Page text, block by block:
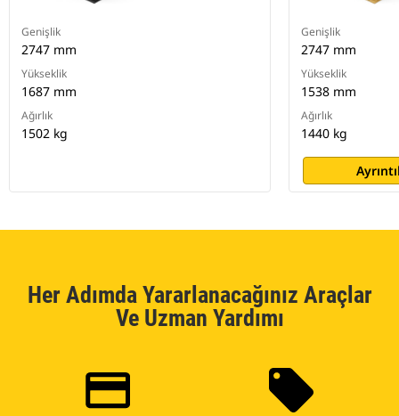
Genişlik
2747 mm
Yükseklik
1687 mm
Ağırlık
1502 kg
Genişlik
2747 mm
Yükseklik
1538 mm
Ağırlık
1440 kg
Her Adımda Yararlanacağınız Araçlar
Ve Uzman Yardımı